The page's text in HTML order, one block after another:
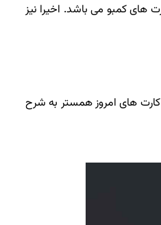
های کمبو می باشد. اخیرا نیز
کارت های امروز همستر به شرح